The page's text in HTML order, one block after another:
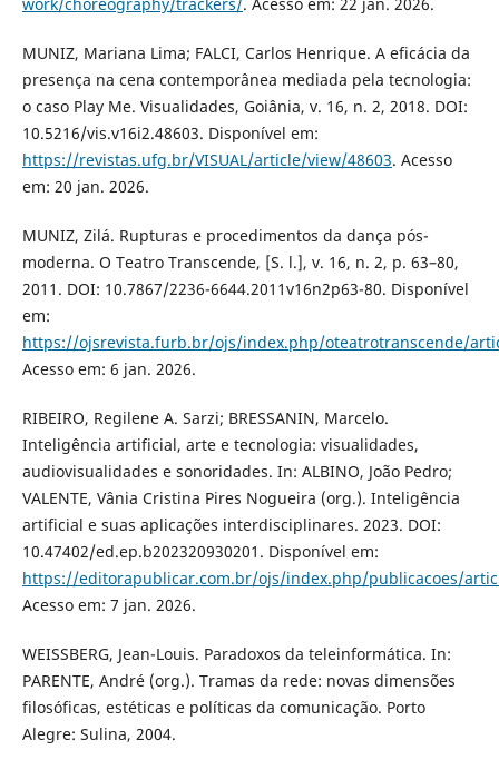
MUNIZ, Mariana Lima; FALCI, Carlos Henrique. A eficácia da
presença na cena contemporânea mediada pela tecnologia:
o caso Play Me. Visualidades, Goiânia, v. 16, n. 2, 2018. DOI:
10.5216/vis.v16i2.48603. Disponível em:
https://revistas.ufg.br/VISUAL/article/view/48603. Acesso
em: 20 jan. 2026.
MUNIZ, Zilá. Rupturas e procedimentos da dança pós-
moderna. O Teatro Transcende, [S. l.], v. 16, n. 2, p. 63–80,
2011. DOI: 10.7867/2236-6644.2011v16n2p63-80. Disponível
em:
https://ojsrevista.furb.br/ojs/index.php/oteatrotranscende/
Acesso em: 6 jan. 2026.
RIBEIRO, Regilene A. Sarzi; BRESSANIN, Marcelo.
Inteligência artificial, arte e tecnologia: visualidades,
audiovisualidades e sonoridades. In: ALBINO, João Pedro;
VALENTE, Vânia Cristina Pires Nogueira (org.). Inteligência
artificial e suas aplicações interdisciplinares. 2023. DOI:
10.47402/ed.ep.b202320930201. Disponível em:
https://editorapublicar.com.br/ojs/index.php/publicacoes/
Acesso em: 7 jan. 2026.
WEISSBERG, Jean-Louis. Paradoxos da teleinformática. In:
PARENTE, André (org.). Tramas da rede: novas dimensões
filosóficas, estéticas e políticas da comunicação. Porto
Alegre: Sulina, 2004.